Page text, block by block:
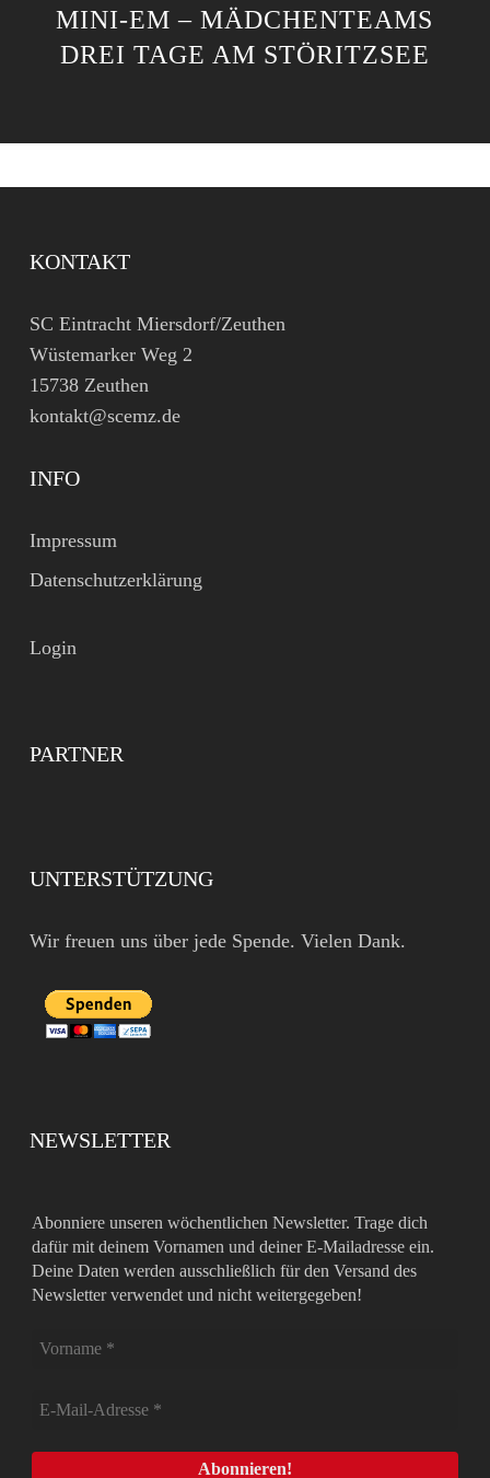
INI-EM – MÄDCHENTEAMS D
REI TAGE AM STÖRITZSEE
KONTAKT
SC Eintracht Miersdorf/Zeuthen
Wüstemarker Weg 2
15738 Zeuthen
kontakt@scemz.de
INFO
Impressum
Datenschutzerklärung
Login
PARTNER
UNTERSTÜTZUNG
Wir freuen uns über jede Spende. Vielen Dank.
NEWSLETTER
Abonniere unseren wöchentlichen Newsletter. Trage dich
dafür mit deinem Vornamen und deiner E-Mailadresse ein.
Deine Daten werden ausschließlich für den Versand des
Newsletter verwendet und nicht weitergegeben!